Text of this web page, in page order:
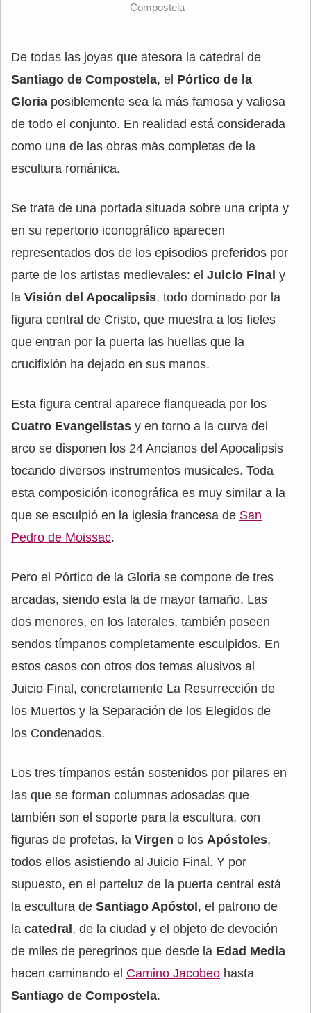
Compostela
De todas las joyas que atesora la catedral de
Santiago de Compostela, el Pórtico de la
Gloria posiblemente sea la más famosa y valiosa
de todo el conjunto. En realidad está considerada
como una de las obras más completas de la
escultura románica.
Se trata de una portada situada sobre una cripta y
en su repertorio iconográfico aparecen
representados dos de los episodios preferidos por
parte de los artistas medievales: el Juicio Final y
la Visión del Apocalipsis, todo dominado por la
figura central de Cristo, que muestra a los fieles
que entran por la puerta las huellas que la
crucifixión ha dejado en sus manos.
Esta figura central aparece flanqueada por los
Cuatro Evangelistas y en torno a la curva del
arco se disponen los 24 Ancianos del Apocalipsis
tocando diversos instrumentos musicales. Toda
esta composición iconográfica es muy similar a la
que se esculpió en la iglesia francesa de San
Pedro de Moissac.
Pero el Pórtico de la Gloria se compone de tres
arcadas, siendo esta la de mayor tamaño. Las
dos menores, en los laterales, también poseen
sendos tímpanos completamente esculpidos. En
estos casos con otros dos temas alusivos al
Juicio Final, concretamente La Resurrección de
los Muertos y la Separación de los Elegidos de
los Condenados.
Los tres tímpanos están sostenidos por pilares en
las que se forman columnas adosadas que
también son el soporte para la escultura, con
figuras de profetas, la Virgen o los Apóstoles,
todos ellos asistiendo al Juicio Final. Y por
supuesto, en el parteluz de la puerta central está
la escultura de Santiago Apóstol, el patrono de
la catedral, de la ciudad y el objeto de devoción
de miles de peregrinos que desde la Edad Media
hacen caminando el Camino Jacobeo hasta
Santiago de Compostela.